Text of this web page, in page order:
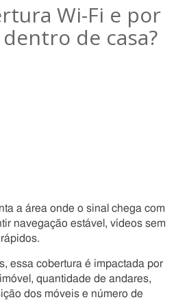
Wi-Fi e por
de casa?
a área onde o sinal chega com
navegação estável, vídeos sem
essa cobertura é impactada por
quantidade de andares,
dos móveis e número de